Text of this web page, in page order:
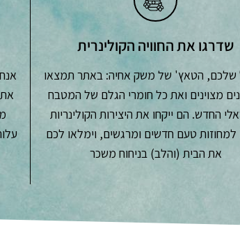
שדרגו את החוויה הקולינרית
שלכם, הטאץ' של משק אחיה: באתר תמצאו
מצוינים ואת כל חומרי הגלם של המטבח
החדש. הם ייקחו את היצירות הקולינריות
טעם חדשים ומרגשים, וימלאו לכם
את הבית (והלב) בניחוח משכר